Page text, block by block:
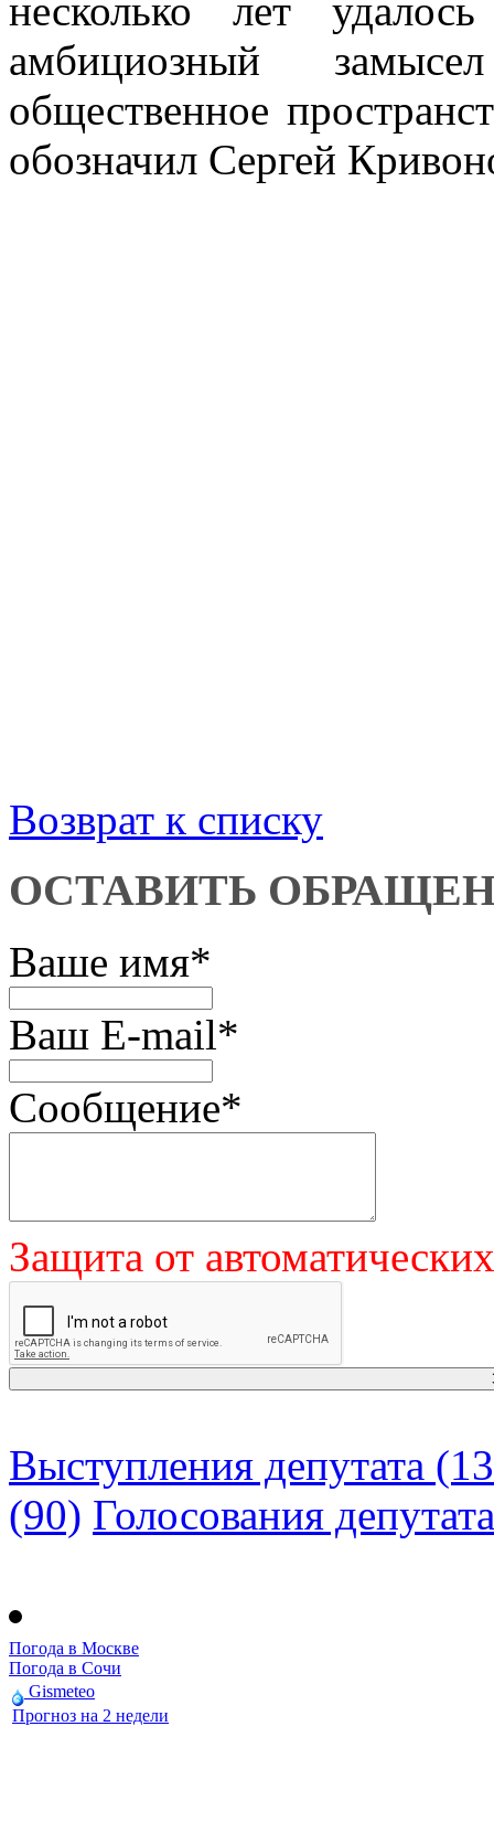
несколько лет
амбициозный
общественное
обозначил Сергей
Возврат к списку
ОСТАВИТЬ
Ваше имя*
Ваш E-mail*
Сообщение*
Защита от
Выступления депутата
(90) Голосования депутата
Погода в Москве
Погода в Сочи
Gismeteo
Прогноз на 2 недели